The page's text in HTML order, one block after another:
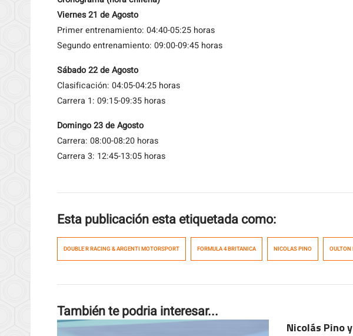
Viernes 21 de Agosto
Primer entrenamiento: 04:40-05:25 horas
Segundo entrenamiento: 09:00-09:45 horas
Sábado 22 de Agosto
Clasificación: 04:05-04:25 horas
Carrera 1: 09:15-09:35 horas
Domingo 23 de Agosto
Carrera: 08:00-08:20 horas
Carrera 3: 12:45-13:05 horas
Esta publicación esta etiquetada como:
DOUBLE R RACING & ARGENTI MOTORSPORT FORMULA 4 BRITANICA NICOLAS PINO OULTON
También te podria interesar...
Nicolás Pino